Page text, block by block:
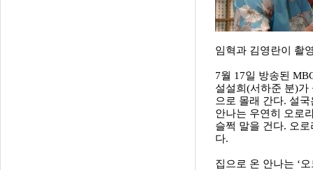
임혁과 김영란이 촬
7월 17일 방송된
설설희(서하준 분)
으로 몰래 간다. 설
안나는 우연히 오로
슬쩍 말을 건다. 오
다.
집으로 온 안나는 ‘